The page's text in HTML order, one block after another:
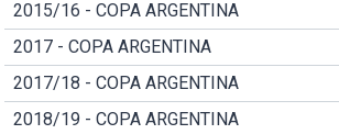
2015/16 - COPA ARGENTINA
2017 - COPA ARGENTINA
2017/18 - COPA ARGENTINA
2018/19 - COPA ARGENTINA